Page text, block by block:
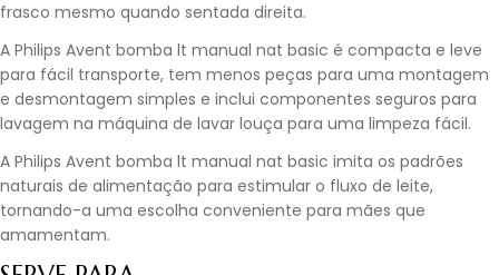
frasco mesmo quando sentada direita.
A Philips Avent bomba lt manual nat basic é compacta e leve
para fácil transporte, tem menos peças para uma montagem
e desmontagem simples e inclui componentes seguros para
lavagem na máquina de lavar louça para uma limpeza fácil.
A Philips Avent bomba lt manual nat basic imita os padrões
naturais de alimentação para estimular o fluxo de leite,
tornando-a uma escolha conveniente para mães que
amamentam.